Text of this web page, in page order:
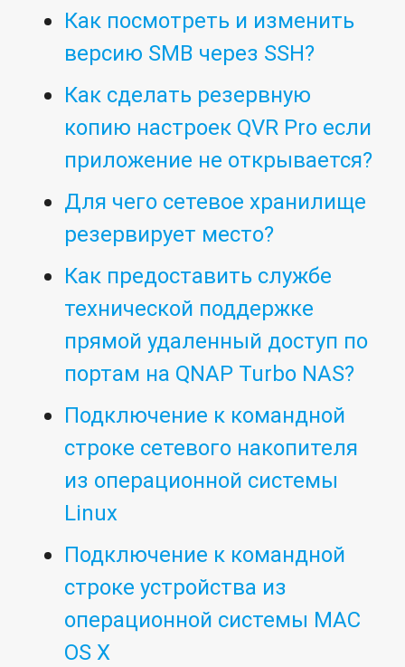
Как посмотреть и изменить
версию SMB через SSH?
Как сделать резервную
копию настроек QVR Pro если
приложение не открывается?
Для чего сетевое хранилище
резервирует место?
Как предоставить службе
технической поддержке
прямой удаленный доступ по
портам на QNAP Turbo NAS?
Подключение к командной
строке сетевого накопителя
из операционной системы
Linux
Подключение к командной
строке устройства из
операционной системы MAC
OS X